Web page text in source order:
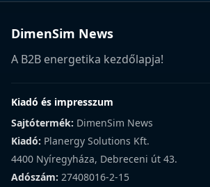
DimenSim News
A B2B energetika kezdőlapja!
Kiadó és impresszum
Sajtótermék: DimenSim News
Kiadó: Planergy Solutions Kft.
4400 Nyíregyháza, Debreceni út 43.
Adószám: 27408016-2-15